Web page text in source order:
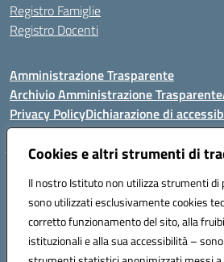
Cookies e altri strumenti di
Il nostro Istituto non utilizza strumenti di
sono utilizzati esclusivamente cookies
corretto funzionamento del sito, alla
istituzionali e alla sua accessibilità –
Registro Famiglie
Registro Docenti
Amministrazione Trasparente
Archivio Amministrazione Trasparente
Privacy PolicyDichiarazione di
Istituto Comprensivo Statale
Via Cupa Campanariello, 5 - 80059, Torre del
Tel. +39 0818834377 - Fax +39
Email: naic8df00a@istruzione.it - PEC: